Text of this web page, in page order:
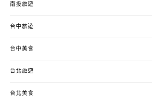
南投旅遊
台中旅遊
台中美食
台北旅遊
台北美食